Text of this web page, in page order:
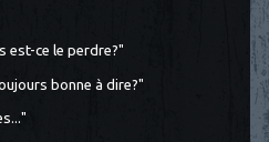
est-ce le perdre?"
bonne à dire?"